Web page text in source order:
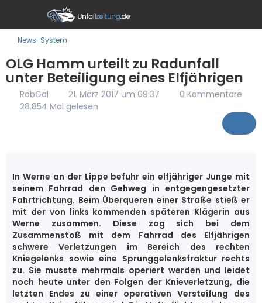
News-System
OLG Hamm urteilt zu Radunfall
unter Beteiligung eines Elfjährigen
RobGal 21. März 2017 um 09:37
0 Kommentare
28.854 Mal gelesen
In Werne an der Lippe befuhr ein elfjähriger Junge mit
seinem Fahrrad den Gehweg in entgegengesetzter
Fahrtrichtung. Beim Überqueren einer Straße stieß er
mit der von links kommenden späteren Klägerin aus
Werne zusammen. Diese zog sich bei dem
Zusammenstoß mit dem Fahrrad des Elfjährigen
schwere Verletzungen im Bereich des rechten
Kniegelenks sowie eine Sprunggelenksfraktur rechts
zu. Sie musste mehrmals operiert werden und leidet
noch heute unter den Folgen der Knieverletzung, die
letzten Endes zu einer operativen Versteifung des